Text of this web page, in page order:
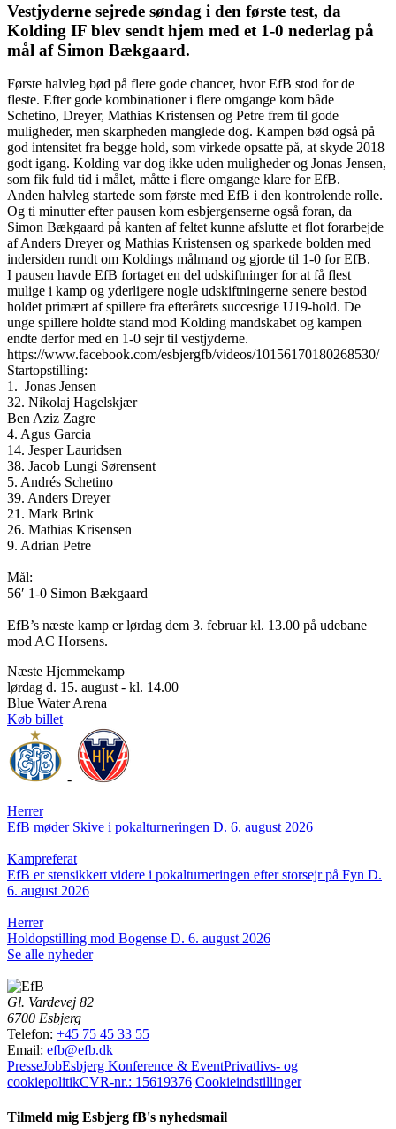
Vestjyderne sejrede søndag i den første test, da
Kolding IF blev sendt hjem med et 1-0 nederlag på
mål af Simon Bækgaard.
Første halvleg bød på flere gode chancer, hvor EfB stod for de
fleste. Efter gode kombinationer i flere omgange kom både
Schetino, Dreyer, Mathias Kristensen og Petre frem til gode
muligheder, men skarpheden manglede dog. Kampen bød også på
god intensitet fra begge hold, som virkede opsatte på, at skyde 2018
godt igang. Kolding var dog ikke uden muligheder og Jonas Jensen,
som fik fuld tid i målet, måtte i flere omgange klare for EfB.
Anden halvleg startede som første med EfB i den kontrolende rolle.
Og ti minutter efter pausen kom esbjergenserne også foran, da
Simon Bækgaard på kanten af feltet kunne afslutte et flot forarbejde
af Anders Dreyer og Mathias Kristensen og sparkede bolden med
indersiden rundt om Koldings målmand og gjorde til 1-0 for EfB.
I pausen havde EfB fortaget en del udskiftninger for at få flest
mulige i kamp og yderligere nogle udskiftningerne senere bestod
holdet primært af spillere fra efterårets succesrige U19-hold. De
unge spillere holdte stand mod Kolding mandskabet og kampen
endte derfor med en 1-0 sejr til vestjyderne.
https://www.facebook.com/esbjergfb/videos/10156170180268530/
Startopstilling:
1. Jonas Jensen
32. Nikolaj Hagelskjær
Ben Aziz Zagre
4. Agus Garcia
14. Jesper Lauridsen
38. Jacob Lungi Sørensent
5. Andrés Schetino
39. Anders Dreyer
21. Mark Brink
26. Mathias Krisensen
9. Adrian Petre
Mål:
56′ 1-0 Simon Bækgaard
EfB’s næste kamp er lørdag dem 3. februar kl. 13.00 på udebane
mod AC Horsens.​
Næste Hjemmekamp
lørdag d. 15. august - kl. 14.00
Blue Water Arena
Køb billet
-
Herrer
EfB møder Skive i pokalturneringen D. 6. august 2026
Kampreferat
EfB er stensikkert videre i pokalturneringen efter storsejr på Fyn D.
6. august 2026
Herrer
Holdopstilling mod Bogense D. 6. august 2026
Se alle nyheder
Gl. Vardevej 82
6700 Esbjerg
Telefon: +45 75 45 33 55
Email: efb@efb.dk
PresseJobEsbjerg Konference & EventPrivatlivs- og
cookiepolitikCVR-nr.: 15619376 Cookieindstillinger
Tilmeld mig Esbjerg fB's nyhedsmail